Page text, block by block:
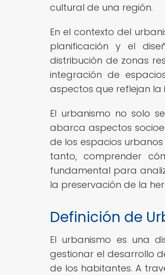
cultural de una región.
En el contexto del
planificación y el
distribución de zonas
integración de
aspectos que reflejan
El urbanismo no solo
abarca aspectos
de los espacios
tanto, comprender
fundamental para
la preservación de la
Definición de
El urbanismo es una
gestionar el desarrollo
de los habitantes. A